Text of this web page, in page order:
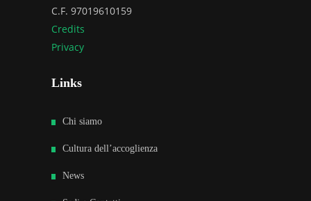
C.F. 97019610159
Credits
Privacy
Links
Chi siamo
Cultura dell’accoglienza
News